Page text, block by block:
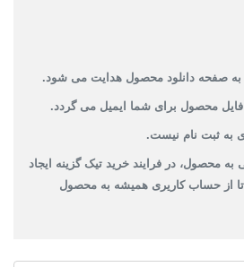
به صفحه دانلود محصول هدایت می شود.
فایل محصول برای شما ایمیل می گردد.
به ثبت نام نیست.
محصول، در فرایند خرید تیک گزینه ایجاد
تا از حساب کاریری همیشه به محصول